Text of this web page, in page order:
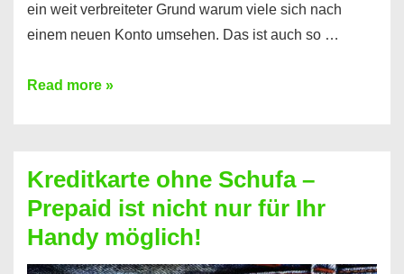
ein weit verbreiteter Grund warum viele sich nach
einem neuen Konto umsehen. Das ist auch so …
Konto
Neueröffnung
trotz
Schufaeintrag
möglich
Read more »
Kreditkarte ohne Schufa –
Prepaid ist nicht nur für Ihr
Handy möglich!